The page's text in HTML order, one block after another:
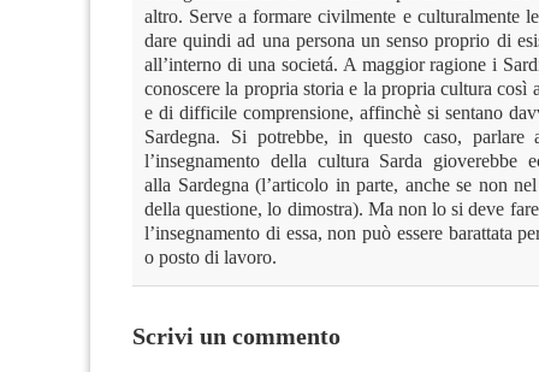
altro. Serve a formare civilmente e culturalmente
dare quindi ad una persona un senso proprio di
all’interno di una societá. A maggior ragione i
conoscere la propria storia e la propria cultura così
e di difficile comprensione, affinchè si sentano
Sardegna. Si potrebbe, in questo caso, parlare
l’insegnamento della cultura Sarda gioverebbe
alla Sardegna (l’articolo in parte, anche se non
della questione, lo dimostra). Ma non lo si deve
l’insegnamento di essa, non può essere barattata
o posto di lavoro.
Scrivi un commento